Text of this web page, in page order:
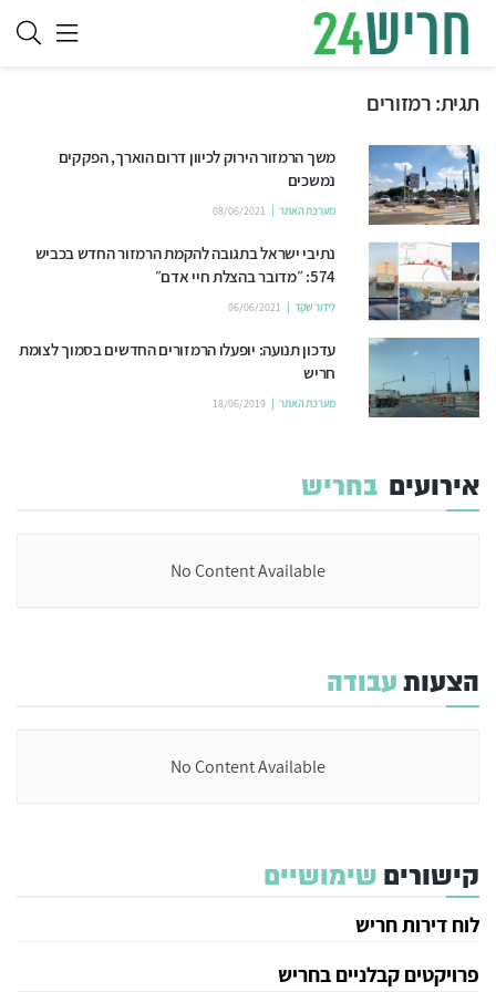
תגית:רמזורים
משך הרמזור הירוק לכיוון דרום הוארך, הפקקים
נמשכים
מערכת האתר 08/06/2021
נתיבי ישראל בתגובה להקמת הרמזור החדש בכביש
574: ״מדובר בהצלת חיי אדם״
לידור שקד 06/06/2021
עדכון תנועה: יופעלו הרמזורים החדשים בסמוך לצומת
חריש
מערכת האתר 18/06/2019
אירועים בחריש
No Content Available
הצעותעבודה
No Content Available
קישורים שימושיים
לוח דירות חריש
פרויקטים קבלניים בחריש